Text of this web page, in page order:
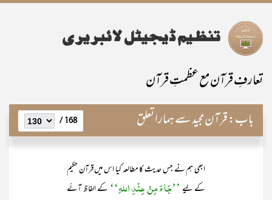
تعارفِ قرآن مع عظمتِ قرآن
باب:قرآن مجید سے ہمارا تعلق 168 /
ابھی ہم نے جس حدیث کا مطالعہ کیا اس میں قرآن حکیم
کے لیے’’جَاءَ مِنْ عِنْدِ اللہِ‘‘ کے الفاظ آئے